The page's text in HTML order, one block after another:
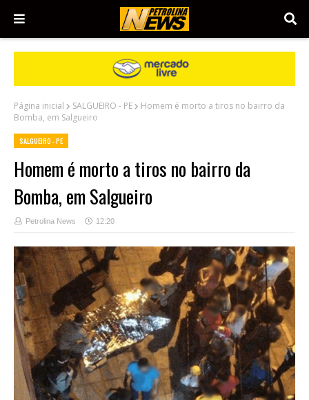
Página inicial SALGUEIRO - PE
Homem é morto a tiros no bairro da
Bomba, em Salgueiro
SALGUEIRO - PE
Homem é morto a tiros no bairro da
Bomba, em Salgueiro
Petrolina News 12:20